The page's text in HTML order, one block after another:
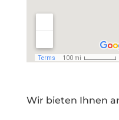
Wir bieten Ihnen